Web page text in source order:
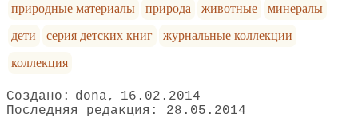
природные материалы
природа животные
минералы
дети
серия детских книг
журнальные коллекции
коллекция
dona
16.02.2014
28.05.2014